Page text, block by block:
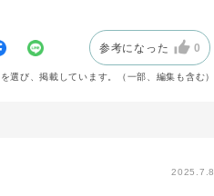
参考になった 0
選び、掲載しています。（一部、編集も含む）
2025.7.8